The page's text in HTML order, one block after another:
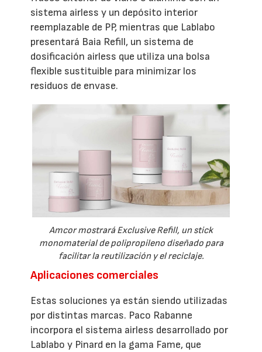
sistema airless y un depósito interior
reemplazable de PP, mientras que Lablabo
presentará Baia Refill, un sistema de
dosificación airless que utiliza una bolsa
flexible sustituible para minimizar los
residuos de envase.
Amcor mostrará Exclusive Refill, un stick
monomaterial de polipropileno diseñado para
facilitar la reutilización y el reciclaje.
Aplicaciones comerciales
Estas soluciones ya están siendo utilizadas
por distintas marcas. Paco Rabanne
incorpora el sistema airless desarrollado por
Lablabo y Pinard en la gama Fame, que